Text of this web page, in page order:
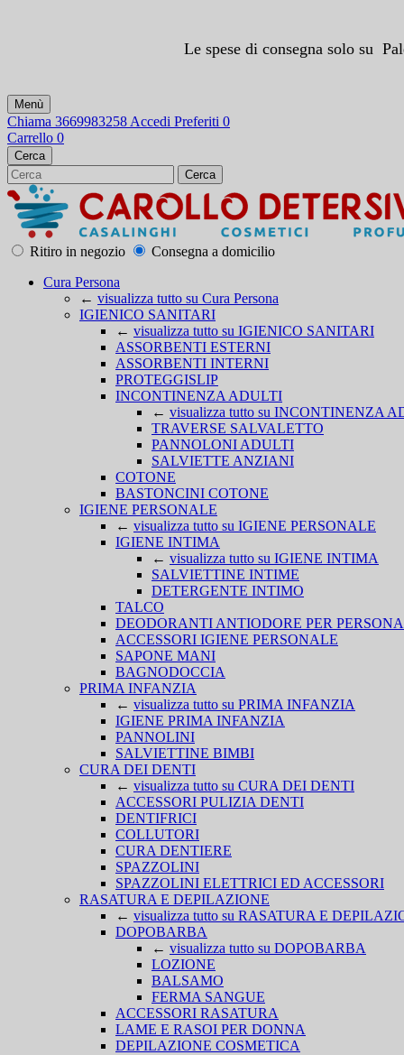
Le spese di consegna solo su
Menù
Chiama 3669983258 Accedi Preferiti 0
Carrello 0
Cerca
Cerca
Ritiro in negozio
Consegna a domicilio
Cura Persona
← visualizza tutto su Cura Persona
IGIENICO SANITARI
← visualizza tutto su IGIENICO SANITARI
ASSORBENTI ESTERNI
ASSORBENTI INTERNI
PROTEGGISLIP
INCONTINENZA ADULTI
← visualizza tutto su INCONTINENZA
TRAVERSE SALVALETTO
PANNOLONI ADULTI
SALVIETTE ANZIANI
COTONE
BASTONCINI COTONE
IGIENE PERSONALE
← visualizza tutto su IGIENE PERSONALE
IGIENE INTIMA
← visualizza tutto su IGIENE INTIMA
SALVIETTINE INTIME
DETERGENTE INTIMO
TALCO
DEODORANTI ANTIODORE PER PERSONA
ACCESSORI IGIENE PERSONALE
SAPONE MANI
BAGNODOCCIA
PRIMA INFANZIA
← visualizza tutto su PRIMA INFANZIA
IGIENE PRIMA INFANZIA
PANNOLINI
SALVIETTINE BIMBI
CURA DEI DENTI
← visualizza tutto su CURA DEI DENTI
ACCESSORI PULIZIA DENTI
DENTIFRICI
COLLUTORI
CURA DENTIERE
SPAZZOLINI
SPAZZOLINI ELETTRICI ED ACCESSORI
RASATURA E DEPILAZIONE
← visualizza tutto su RASATURA E
DOPOBARBA
← visualizza tutto su DOPOBARBA
LOZIONE
BALSAMO
FERMA SANGUE
ACCESSORI RASATURA
LAME E RASOI PER DONNA
DEPILAZIONE COSMETICA